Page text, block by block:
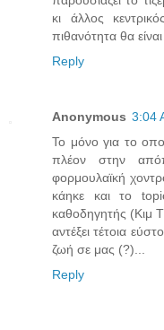
κι άλλος
πιθανότητα θα είναι
Reply
Anonymous 3:04
Το μόνο για το
πλέον στην
φορμουλαϊκή
κάηκε και το
καθοδηγητής (Κιμ
αντέξει τέτοια
ζωή σε μας (?)...
Reply